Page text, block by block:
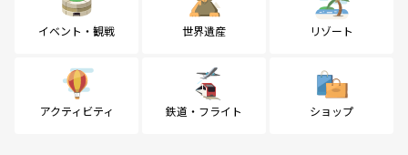
イベント・観戦 世界遺産 リゾート
アクティビティ 鉄道・フライト ショップ